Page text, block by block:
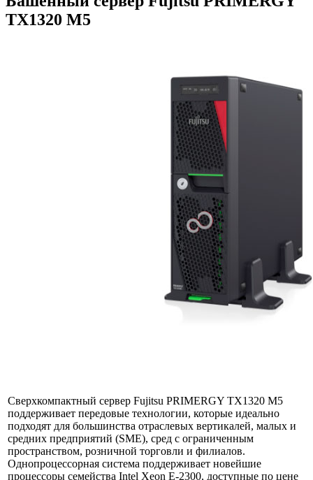
TX1320 M5
Сверхкомпактный сервер Fujitsu PRIMERGY TX1320 M5
поддерживает передовые технологии, которые идеально
подходят для большинства отраслевых вертикалей, малых и
средних предприятий (SME), сред с ограниченным
пространством, розничной торговли и филиалов.
Однопроцессорная система поддерживает новейшие
процессоры семейства Intel Xeon E-2300, доступные по цене